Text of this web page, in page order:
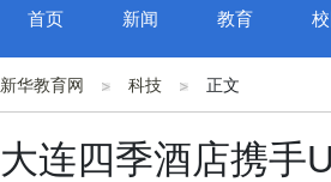
首页 新闻 教育
新华教育网 科技 正文
大连四季酒店携手